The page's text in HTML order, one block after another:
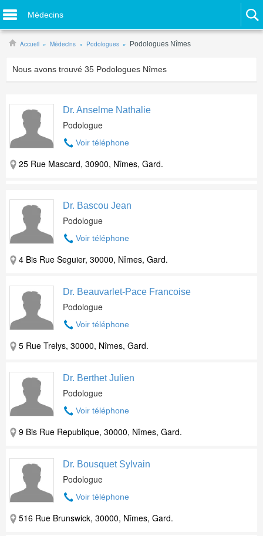
Médecins
Accueil Médecins Podologues Podologues Nîmes
Nous avons trouvé 35 Podologues Nîmes
Dr. Anselme Nathalie
Podologue
Voir téléphone
25 Rue Mascard, 30900, Nîmes, Gard.
Dr. Bascou Jean
Podologue
Voir téléphone
4 Bis Rue Seguier, 30000, Nîmes, Gard.
Dr. Beauvarlet-Pace Francoise
Podologue
Voir téléphone
5 Rue Trelys, 30000, Nîmes, Gard.
Dr. Berthet Julien
Podologue
Voir téléphone
9 Bis Rue Republique, 30000, Nîmes, Gard.
Dr. Bousquet Sylvain
Podologue
Voir téléphone
516 Rue Brunswick, 30000, Nîmes, Gard.